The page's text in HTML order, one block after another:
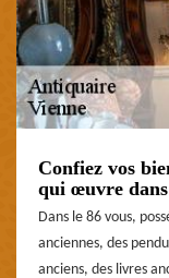
Confiez vos
qui œuvre
Dans le 86 vous,
anciennes, des
anciens, des livres